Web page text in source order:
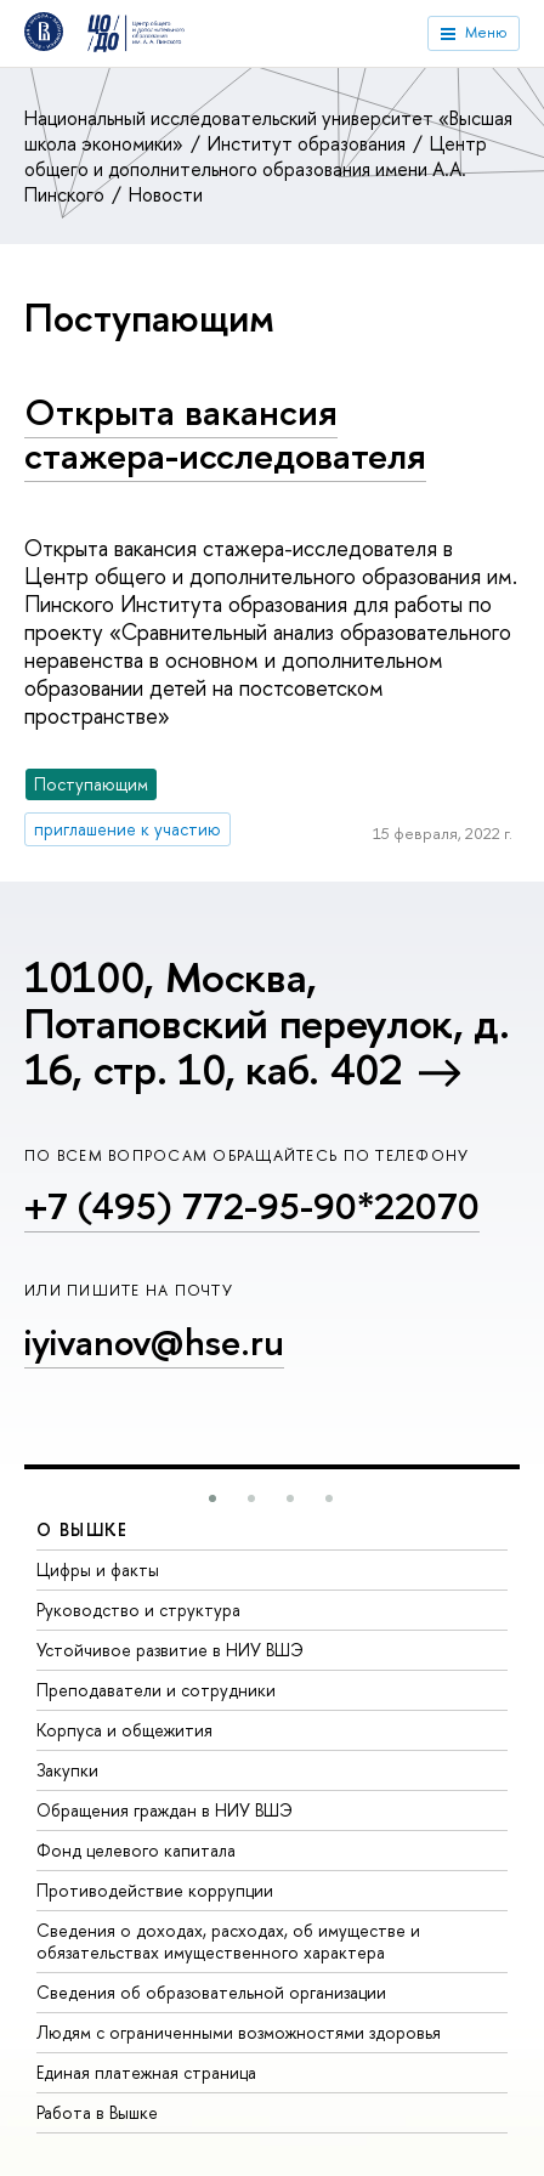
Меню
Национальный исследовательский университет «Высшая
школа экономики»
Институт образования
Центр
общего и дополнительного образования имени А.А.
Пинского
Новости
Поступающим
Открыта вакансия
стажера-исследователя
Открыта вакансия стажера-исследователя в
Центр общего и дополнительного образования им.
Пинского Института образования для работы по
проекту «Сравнительный анализ образовательного
неравенства в основном и дополнительном
образовании детей на постсоветском
пространстве»
Поступающим
приглашение к участию
15 февраля, 2022 г.
10100, Москва,
Потаповский переулок, д.
16, стр. 10, каб. 402
ПО ВСЕМ ВОПРОСАМ ОБРАЩАЙТЕСЬ ПО ТЕЛЕФОНУ
+7 (495) 772-95-90*22070
ИЛИ ПИШИТЕ НА ПОЧТУ
iyivanov@hse.ru
О ВЫШКЕ
Цифры и факты
Руководство и структура
Устойчивое развитие в НИУ ВШЭ
Преподаватели и сотрудники
Корпуса и общежития
Закупки
Обращения граждан в НИУ ВШЭ
Фонд целевого капитала
Противодействие коррупции
Сведения о доходах, расходах, об имуществе и
обязательствах имущественного характера
Сведения об образовательной организации
Людям с ограниченными возможностями здоровья
Единая платежная страница
Работа в Вышке